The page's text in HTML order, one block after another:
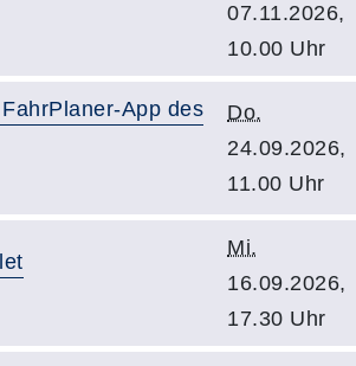
07.11.2026,
10.00 Uhr
App des
Do.
24.09.2026,
11.00 Uhr
Mi.
16.09.2026,
17.30 Uhr